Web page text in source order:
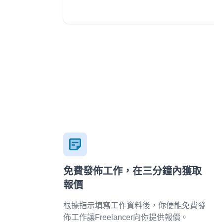
免費發佈工作，在三分鐘內獲取
報價
根據指示填寫工作資料後，你便能免費發
佈工作讓Freelancer向你提供報價。